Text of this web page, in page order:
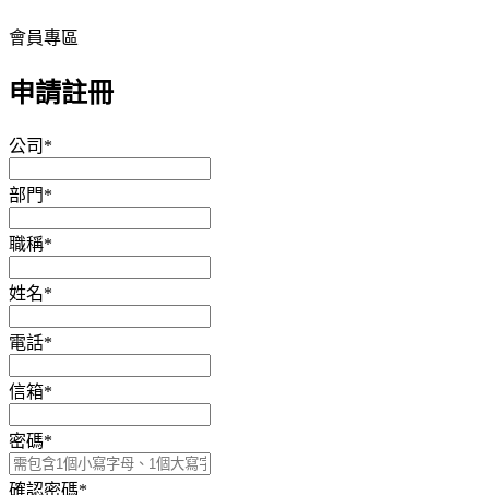
會員專區
申請註冊
公司 *
部門*
職稱*
姓名*
電話*
信箱*
密碼*
確認密碼*